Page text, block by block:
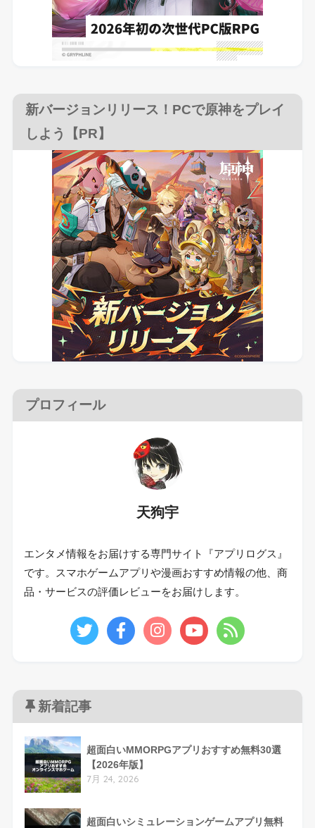
新バージョンリリース！PCで原神をプレイ
しよう【PR】
プロフィール
天狗宇
エンタメ情報をお届けする専門サイト『アプリログス』
です。スマホゲームアプリや漫画おすすめ情報の他、商
品・サービスの評価レビューをお届けします。
新着記事
超面白いMMORPGアプリおすすめ無料30選
【2026年版】
7月 24, 2026
超面白いシミュレーションゲームアプリ無料